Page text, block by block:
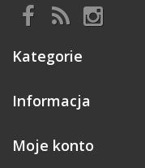
Kategorie
Informacja
Moje konto